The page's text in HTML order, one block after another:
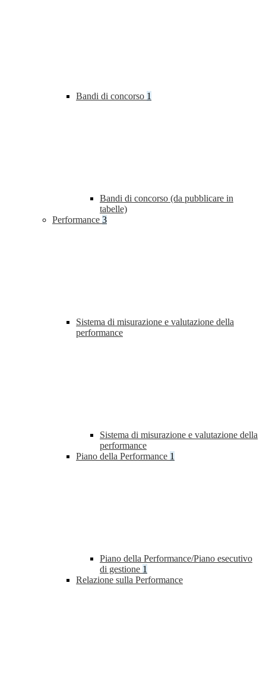
Bandi di concorso 1
Bandi di concorso (da pubblicare in
tabelle)
Performance 3
Sistema di misurazione e valutazione della
performance
Sistema di misurazione e valutazione della
performance
Piano della Performance 1
Piano della Performance/Piano esecutivo
di gestione 1
Relazione sulla Performance